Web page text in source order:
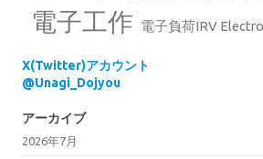
電子工作 電子負荷IRV
X(Twitter)アカウント
@Unagi_Dojyou
アーカイブ
2026年7月